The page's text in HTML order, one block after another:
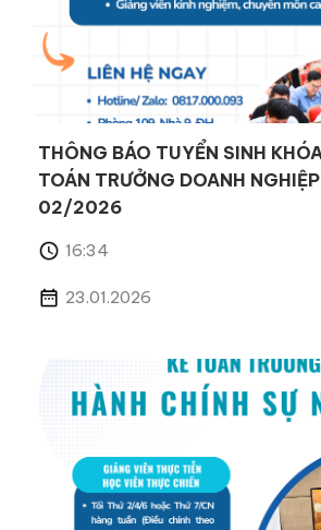
THÔNG BÁO TUYỂN SINH
TOÁN TRƯỞNG DOANH
02/2026
16:34
23.01.2026